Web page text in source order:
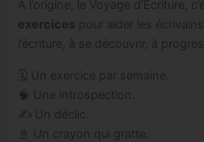
À l’origine, le Voyage d’Écriture,
exercices pour aider les
l’écriture, à se découvrir, à
🗓️ Un exercice par semaine.
🧠 Une introspection.
✍️ Un déclic.
📓 Un crayon qui gratte.